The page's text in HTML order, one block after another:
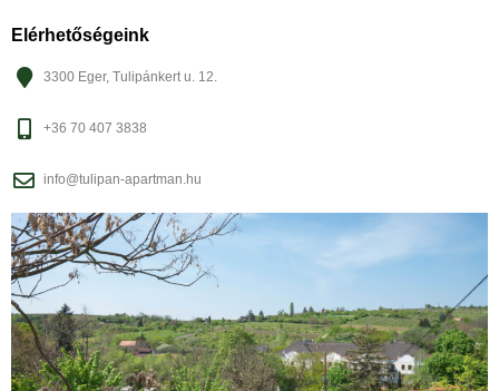
Elérhetőségeink
3300 Eger, Tulipánkert u. 12.
+36 70 407 3838
info@tulipan-apartman.hu